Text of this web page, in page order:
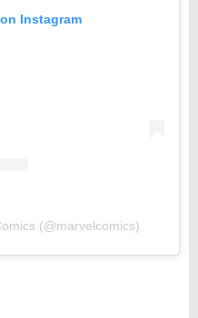
Instagram
(@marvelcomics)